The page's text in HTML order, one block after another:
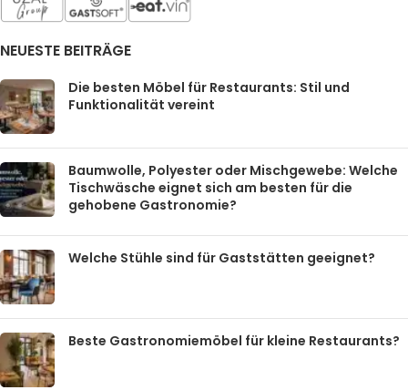
NEUESTE BEITRÄGE
Die besten Möbel für Restaurants: Stil und
Funktionalität vereint
Baumwolle, Polyester oder Mischgewebe: Welche
Tischwäsche eignet sich am besten für die
gehobene Gastronomie?
Welche Stühle sind für Gaststätten geeignet?
Beste Gastronomiemöbel für kleine Restaurants?